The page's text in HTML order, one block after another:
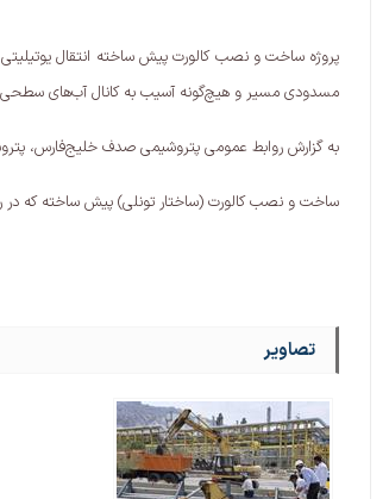
مسدودی مسیر و هیچ‌گونه آسیب به کانال آب‌های سطحی
به گزارش روابط عمومی پتروشیمی صدف خلیج‌فارس،
ساخت و نصب کالورت (ساختار تونلی) پیش ساخته که در
تصاویر